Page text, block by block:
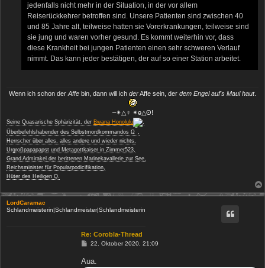
jedenfalls nicht mehr in der Situation, in der vor allem
Reiserückkehrer betroffen sind. Unsere Patienten sind zwischen 40
und 85 Jahre alt, teilweise hatten sie Vorerkrankungen, teilweise sind
sie jung und waren vorher gesund. Es kommt weiterhin vor, dass
diese Krankheit bei jungen Patienten einen sehr schweren Verlauf
nimmt. Das kann jeder bestätigen, der auf so einer Station arbeitet.
Wenn ich schon der Affe bin, dann will ich derAffe sein, der dem Engel auf's Maul haut.
‒✴△♀ ✴ө△ʘ!
Seine Quasarische Sphärizität, der Bwana Honolulu
,
Überbefehlshabender des Selbstmordkommandos Ω
−
Herrscher über alles, alles andere und wieder nichts,
Urgroßpapapapst und Metagottkaiser in Zimmer523,
Grand Admirakel der berittenen Marinekavallerie zur See,
Reichsminister für Popularpodicifikation,
Hüter des Heiligen Q.
LordCaramac
Schlandmeisterin|Schlandmeister|Schlandmeisterin
Re: Corobla-Thread
B
t
22. Oktober 2020, 21:09
Aua.